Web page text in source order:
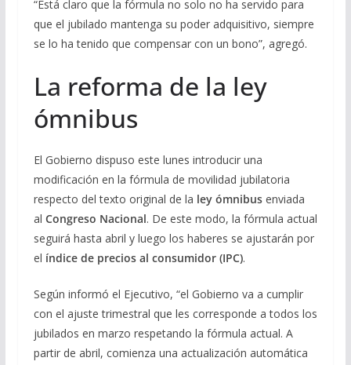
“Está claro que la fórmula no solo no ha servido para
que el jubilado mantenga su poder adquisitivo, siempre
se lo ha tenido que compensar con un bono”, agregó.
La reforma de la ley
ómnibus
El Gobierno dispuso este lunes introducir una
modificación en la fórmula de movilidad jubilatoria
respecto del texto original de la ley ómnibus enviada
al Congreso Nacional. De este modo, la fórmula actual
seguirá hasta abril y luego los haberes se ajustarán por
el índice de precios al consumidor (IPC).
Según informó el Ejecutivo, “el Gobierno va a cumplir
con el ajuste trimestral que les corresponde a todos los
jubilados en marzo respetando la fórmula actual. A
partir de abril, comienza una actualización automática